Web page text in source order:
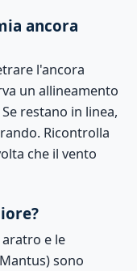
ancora
l'ancora
un allineamento
restano in linea,
Ricontrolla
che il vento
e le
sono